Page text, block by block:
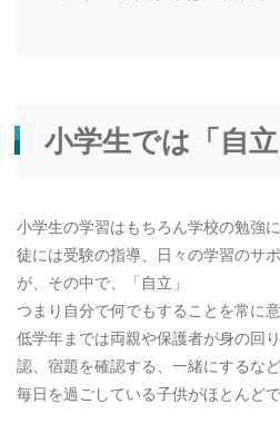
小学生では「自
小学生の学習はもちろん学校の勉強
徒には受験の指導、日々の学習のサ
が、その中で、「自立」
つまり自分で何でもすることを常に
低学年までは両親や保護者が身の回
認、宿題を確認する、一緒にするな
毎日を過ごしている子供がほとんどで